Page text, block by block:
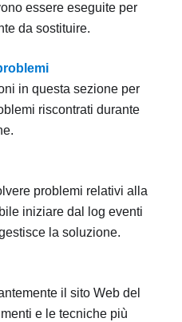
essere eseguite per
da sostituire.
in questa sezione per
riscontrati durante
problemi relativi alla
iniziare dal log eventi
la soluzione.
il sito Web del
e le tecniche più